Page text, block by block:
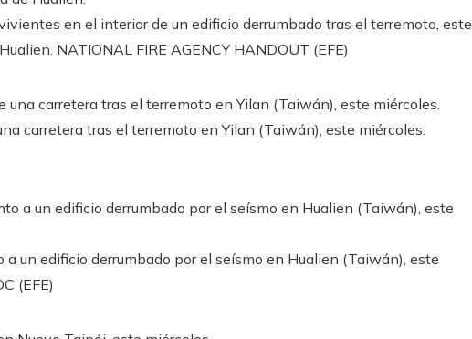
en el interior de un edificio derrumbado tras el terremoto, este
NATIONAL FIRE AGENCY HANDOUT (EFE)
carretera tras el terremoto en Yilan (Taiwán), este miércoles.
un edificio derrumbado por el seísmo en Hualien (Taiwán), este
(EFE)